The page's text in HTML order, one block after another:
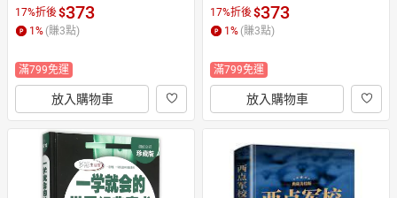
圖書簡體字專賣店丨97875472
42346
17%折後$373
1 % (賺3點)
滿799免運
放入購物車
書簡體字專賣店丨9787550292
932
17%折後$373
1 % (賺3點)
滿799免運
放入購物車